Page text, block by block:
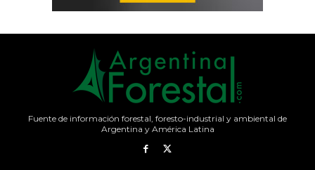
Fuente de información forestal, foresto-industrial y ambiental de
Argentina y América Latina